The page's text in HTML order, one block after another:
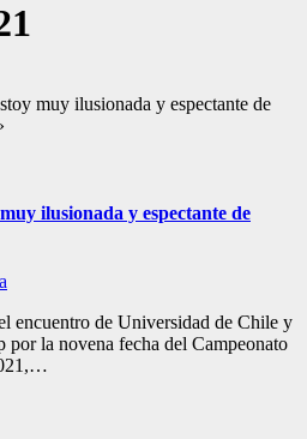
muy ilusionada y espectante de
ilusionada y espectante de
encuentro de Universidad de Chile y
la novena fecha del Campeonato